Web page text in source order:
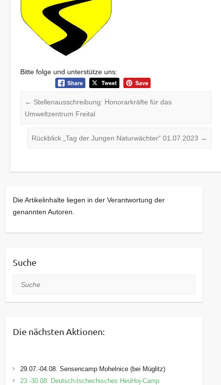
Bitte folge und unterstütze uns:
← Stellenausschreibung: Honorarkräfte für das
Umweltzentrum Freital
Rückblick „Tag der Jungen Naturwächter“ 01.07.2023 →
Die Artikelinhalte liegen in der Verantwortung der
genannten Autoren.
Suche
Suche
Die nächsten Aktionen:
29.07.-04.08. Sensencamp Mohelnice (bei Müglitz)
23.-30.08. Deutsch-tschechisches HeuHoj-Camp